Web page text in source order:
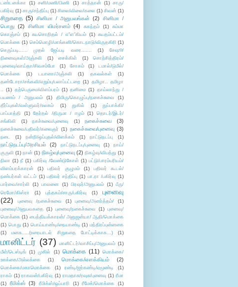
டண்டனக்கா
(1) சனி/மணி/பிணி (1) சாத்தான் (1) சாரு/
பகிர்வு (1) சாரு/சந்திப்பு (1) சிலை/விலை/கலை (1) சிவன் (1)
சிறுகதை (5) சினிமா / அனுபவங்கள் (2)
சினிமா /
பொது (2) சினிமா விமர்சனம் (4) சுகந்தம் (1)
சும்மா
கொஞ்சம் (1) சுயசொறிதல் / எ”ள”கியம் (1) சுயதம்பட்டம்/
மொக்கை (1) செம்மொழி/மாங்கனி/கொடநாடு/விருதகிரி (1)
செருப்படி...... முதல் ஜேப்படி வரை.......
(1)
சேஷூ/
நினைவுகள்/அஞ்சலி
(1) சைக்கிள் (1)
சொற்சித்திரம்/
புனைவு/வாய்தா/சிவசம்போ
(1) சோகம் (1)
டமால்/டுமீல்/
மொக்கை
(1) டயானா/அஞ்சலி (1) தகவல்கள்
(1)
தண்டோரா/சங்கவி/எறும்பு/பலாப்பட்டறை (1) தமிழா.. தமிழா
.. (1) தற்பெருமை/விளம்பரம் (1) தனிமை (1) தாய்லாந்து /
பயணம் / அனுபவம்
(1) திமிரு/கொழுப்பு/நகைச்சுவை
(1)
தீர்ப்புகள்/வள்ளுவர்/உலகம்
(1) துகில் (1)
துப்பாக்கி/
பாப்பாத்தி
(1) தேர்தல் /திருமா / ஈழம் (1)
தொடர்/இடர்/
சங்கிலி
(1) நகச்சுவை/புனைவு (1) நகைச்சுவை (3)
நகைச்சுவை/பதிவர்/கலைஞர் (1) நகைச்சுவை/புனைவு (3)
நடை (1) நன்றி/ஒப்புதல்/விளக்கம் (1) நாட்டுநடப்பு (1)
நாட்டுநடப்பு/அரசியல் (2) நாட்டுநடப்பு/புனைவு (1)
நாய்/
குருவி (1) நான் (1) நிகழ்வு/புனைவு (2) நிகழ்வு/விபத்து (1)
நிலா (1) நீ (1) பகிர்வு /வேண்டுகோள் (1) பட்டு/பாரம்பரியம்/
விளம்பரக்காரன்
(1) பதிவர் குழுமம் (1)
பதிவர் கூடல்/
நண்பர்கள் வட்டம் (1) பதிவர் சந்திப்பு (1) பா.ரா /பகிர்வு (1)
பார்வை/சார்லி
(1) பாவனை (1) பிரஷர்/அனுபவம் (1) பீரு/
ரெமோ/கிஸ்ரா
(1) புத்தகம்/சாரு/பகிர்வு (1)
புனைவு
(22)
புனைவு /நகைச்சுவை (1) புனைவு/அனர்த்தம்/
(1)
புனைவு/அனுபவகதை (1) புனைவு/நகைச்சுவை (1) புனைவு/
மொக்கை (1) பைத்தியக்காரன்/ அனுஜன்யா/ ஆதி/மொக்கை
(1) பொது (1) பொய்யாண்டி/நையாண்டி (1) மந்திரப்புன்னகை
(1)
மனசு.....(உரையாடல் சிறுகதை போட்டிக்காக...) (1)
மானிட்டர் (37) மானிட்டர்/வாசிப்பு/அனுபவம் (1)
மீள்/டெஸ்டிங் (1) முகில் (1) மொக்கை (11) மொக்கை/
ஊக்கை/அல்லக்கை
(1) மொக்கை/எளக்கியம் (2)
மொக்கை/மகாமொக்கை (1) ரண்டி/ஜர்கண்டி/ஏமூண்டி
(1)
ராகம் (1) ராகவன்/பகிர்வு (1) ராமதாசு/ரவுசு/புனைவு (1) ரீமா
(1)
ரீமிக்ஸ் (3) ரீமிக்ஸ்/ஒப்பாரி (1) ரீமேக்/மொக்கை
(1)